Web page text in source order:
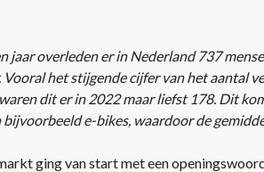
jaar overleden er in Nederland 737
Vooral het stijgende cijfer van het aantal
dit er in 2022 maar liefst 178. Dit
e-bikes, waardoor de
ging van start met een